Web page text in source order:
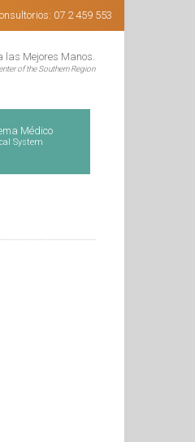
07 2 459 553
las Mejores Manos.
of the Southern Region
Médico
System